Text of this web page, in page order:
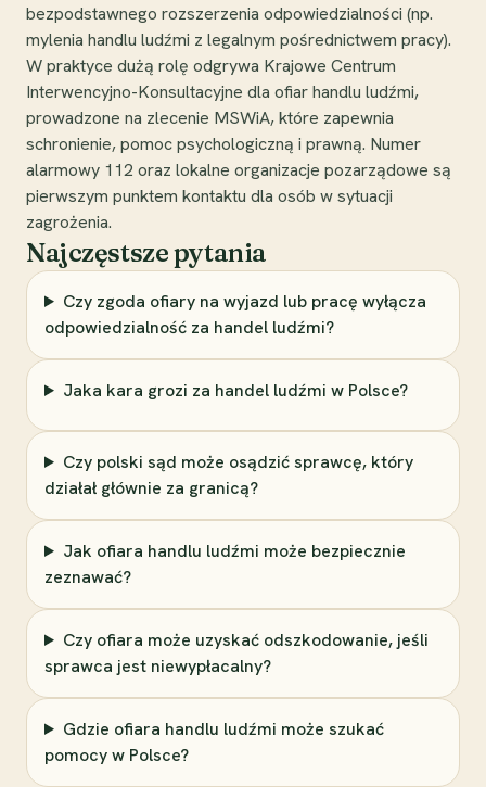
bezpodstawnego rozszerzenia odpowiedzialności (np.
mylenia handlu ludźmi z legalnym pośrednictwem pracy).
W praktyce dużą rolę odgrywa Krajowe Centrum
Interwencyjno-Konsultacyjne dla ofiar handlu ludźmi,
prowadzone na zlecenie MSWiA, które zapewnia
schronienie, pomoc psychologiczną i prawną. Numer
alarmowy 112 oraz lokalne organizacje pozarządowe są
pierwszym punktem kontaktu dla osób w sytuacji
zagrożenia.
Najczęstsze pytania
Czy zgoda ofiary na wyjazd lub pracę wyłącza
odpowiedzialność za handel ludźmi?
Jaka kara grozi za handel ludźmi w Polsce?
Czy polski sąd może osądzić sprawcę, który
działał głównie za granicą?
Jak ofiara handlu ludźmi może bezpiecznie
zeznawać?
Czy ofiara może uzyskać odszkodowanie, jeśli
sprawca jest niewypłacalny?
Gdzie ofiara handlu ludźmi może szukać
pomocy w Polsce?